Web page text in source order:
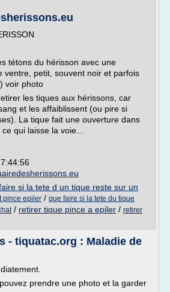
tétons du hérisson avec une
ventre, petit, souvent noir et parfois
voir photo
les tiques aux hérissons, car
et les affaiblissent (ou pire si
La tique fait une ouverture dans
qui laisse la voie...
si la tete d un tique reste sur un
pince epiler / que faire si la tete du tique
/ retirer tique pince a epiler / retirer
- tiquatac.org : Maladie de
prendre une photo et la garder